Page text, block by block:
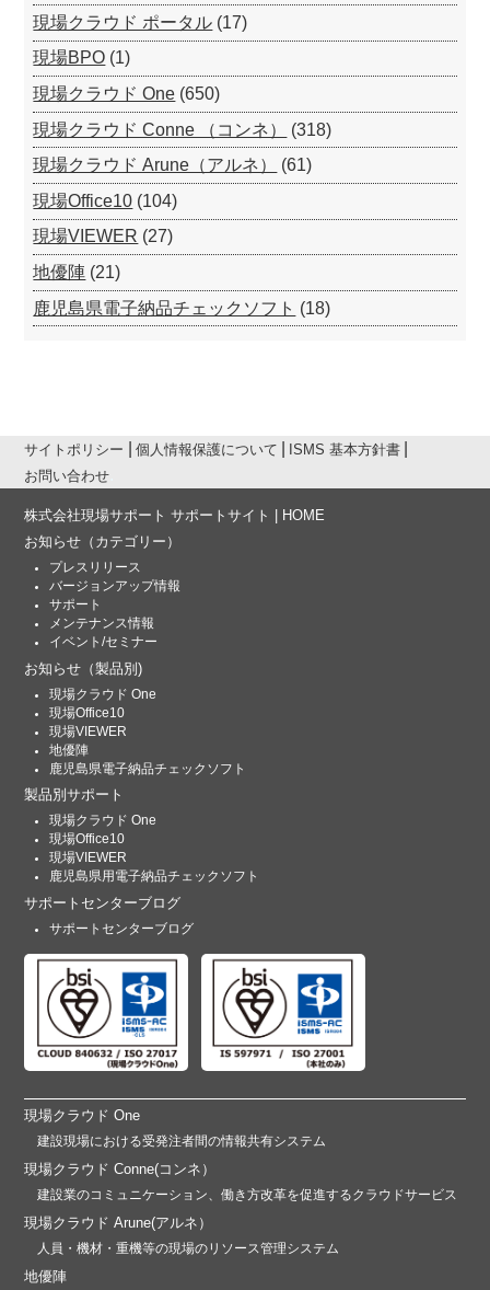
現場クラウド ポータル (17)
現場BPO (1)
現場クラウド One (650)
現場クラウド Conne （コンネ）
(318)
現場クラウド Arune（アルネ）
(61)
現場Office10 (104)
現場VIEWER (27)
地優陣 (21)
鹿児島県電子納品チェックソフト (18)
サイトポリシー 個人情報保護について
ISMS 基本方針書
お問い合わせ
株式会社現場サポート サポートサイト | HOME
お知らせ （カテゴリー）
プレスリリース
バージョンアップ情報
サポート
メンテナンス情報
イベント/セミナー
お知らせ （製品別)
現場クラウド One
現場Office10
現場VIEWER
地優陣
鹿児島県電子納品チェックソフト
製品別サポート
現場クラウド One
現場Office10
現場VIEWER
鹿児島県用電子納品チェックソフト
サポートセンターブログ
サポートセンターブログ
現場クラウド One
建設現場における受発注者間の情報共有システム
現場クラウド Conne(コンネ）
建設業のコミュニケーション、働き方改革を促進するクラウドサービス
現場クラウド Arune(アルネ）
人員・機材・重機等の現場のリソース管理システム
地優陣